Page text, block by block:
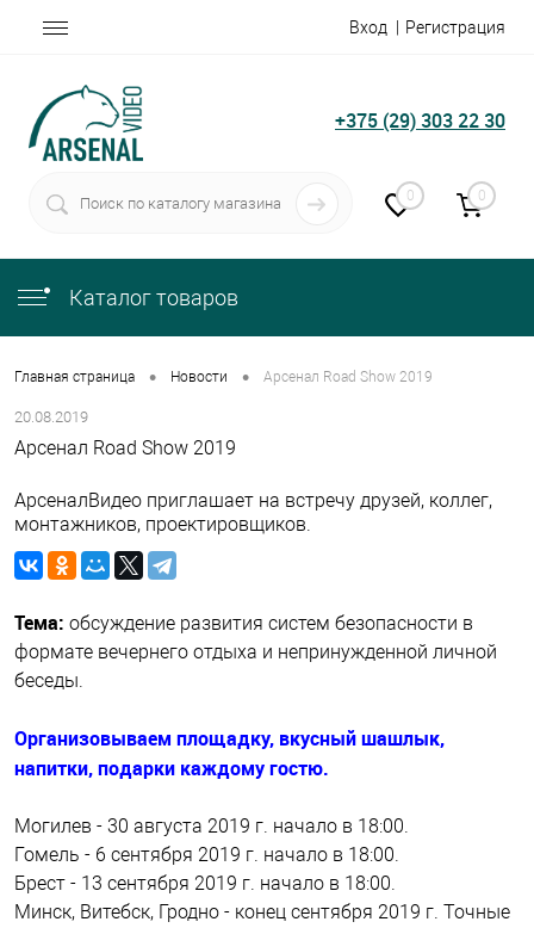
Вход Регистрация
+375 (29) 303 22 30
0 0
Каталог товаров
Главная страница • Новости • Арсенал Road Show 2019
20.08.2019
Арсенал Road Show 2019
АрсеналВидео приглашает на встречу друзей, коллег,
монтажников, проектировщиков.
Тема: обсуждение развития систем безопасности в
формате вечернего отдыха и непринужденной личной
беседы.
Организовываем площадку, вкусный шашлык,
напитки, подарки каждому гостю.
Могилев - 30 августа 2019 г. начало в 18:00.
Гомель - 6 сентября 2019 г. начало в 18:00.
Брест - 13 сентября 2019 г. начало в 18:00.
Минск, Витебск, Гродно - конец сентября 2019 г. Точные